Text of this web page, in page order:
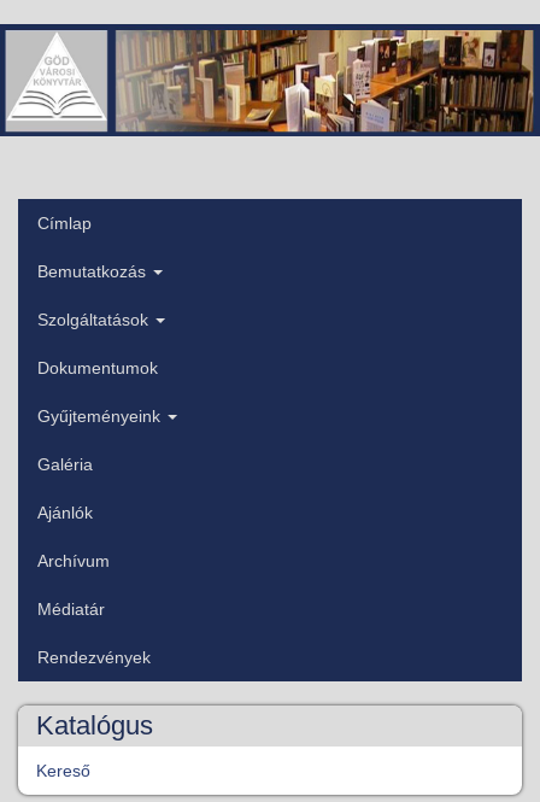
Ugrás
tartalomra
Főmenü
Címlap
Bemutatkozás
Szolgáltatások
Dokumentumok
Gyűjteményeink
Galéria
Ajánlók
Archívum
Médiatár
Rendezvények
Katalógus
Kereső